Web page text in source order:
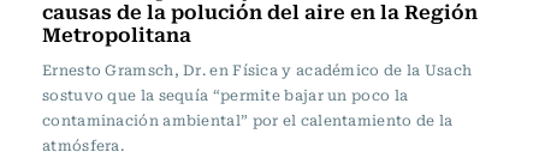
causas de la polución del aire en la Región
Metropolitana
Ernesto Gramsch, Dr. en Física y académico de la Usach
sostuvo que la sequía “permite bajar un poco la
contaminación ambiental” por el calentamiento de la
atmósfera.